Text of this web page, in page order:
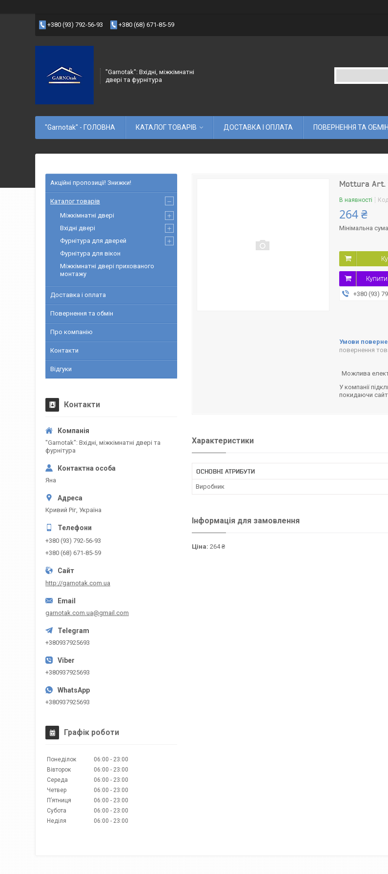
+380 (93) 792-56-93 +380 (68) 671-85-59
"Garnotak": Вхідні, міжкімнатні
двері та фурнітура
"Garnotak" - ГОЛОВНА КАТАЛОГ ТОВАРІВ ДОСТАВКА І ОПЛАТА ПОВЕРНЕННЯ ТА ОБМІН
Mottura Art.
В наявності
264 ₴
Мінімальна
+380 (93)
повернення
У компанії
покидаючи
Характеристики
ОСНОВНІ АТРИБУТИ
Виробник
Інформація для замовлення
Ціна: 264 ₴
Акційні пропозиції! Знижки!
Каталог товарів
Міжкімнатні двері
Вхідні двері
Фурнітура для дверей
Фурнітура для вікон
Міжкімнатні двері прихованого
монтажу
Доставка і оплата
Повернення та обмін
Про компанію
Контакти
Відгуки
Контакти
"Garnotak": Вхідні, міжкімнатні двері та
фурнітура
Яна
Кривий Ріг, Україна
+380 (93) 792-56-93
+380 (68) 671-85-59
http://garnotak.com.ua
garnotak.com.ua@gmail.com
+380937925693
+380937925693
+380937925693
Графік роботи
Понеділок 06:00
23:00
Вівторок
06:00
23:00
Середа
06:00
23:00
Четвер
06:00
23:00
Пʼятниця
06:00
23:00
Субота
06:00
23:00
Неділя
06:00 23:00